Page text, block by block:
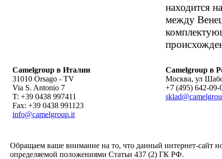
находится
между
Camelgroup в Италии
31010 Orsago - TV
Via S. Antonio 7
T: +39 0438 997411
Fax: +39 0438 991123
info@camelgroup.it
Camelgroup в
Москва, ул
+7 (495) 642-09-
Обращаем ваше внимание на то, что данный интернет-сайт
определяемой положениями Статьи 437 (2) ГК РФ.